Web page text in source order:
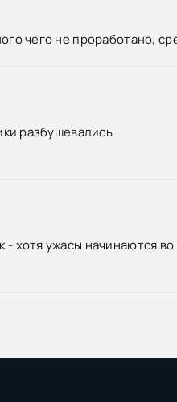
чего не проработано,
разбушевались
хотя ужасы начинаются